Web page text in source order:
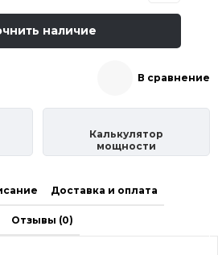
наличие
В сравнение
Калькулятор
мощности
Доставка и оплата
Отзывы (0)